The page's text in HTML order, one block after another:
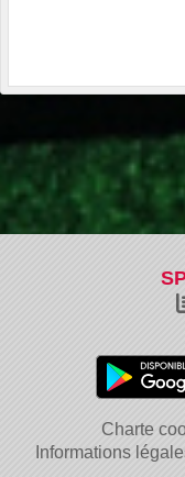
Charte
Informations